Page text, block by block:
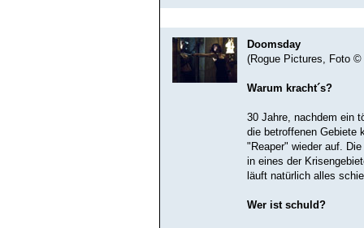
Doomsday
(Rogue Pictures, Foto
Warum kracht´s?
30 Jahre, nachdem ein
die betroffenen Gebiete
"Reaper" wieder auf.
in eines der
läuft natürlich alles
Wer ist schuld?